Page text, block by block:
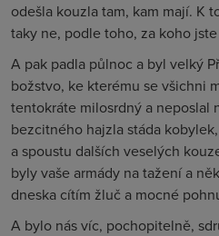
odešla kouzla tam, kam mají. K
taky ne, podle toho, za koho
A pak padla půlnoc a byl velký
božstvo, ke kterému se všichni
tentokráte milosrdný a neposlal
bezcitného hajzla stáda
a spoustu dalších veselých
byly vaše armády na tažení a
dneska cítím žluč a mocné
A bylo nás víc, pochopitelně,